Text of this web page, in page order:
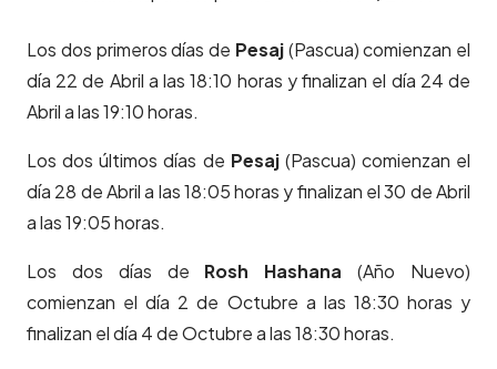
Los dos primeros días de Pesaj(Pascua) comienzan el
día 22 de Abril a las 18:10 horas y finalizan el día 24 de
Abril a las 19:10 horas.
Los dos últimos días de Pesaj(Pascua) comienzan el
día 28 de Abril a las 18:05 horas y finalizan el 30 de Abril
a las 19:05 horas.
Los dos días de Rosh Hashana (Año Nuevo)
comienzan el día 2 de Octubre a las 18:30 horas y
finalizan el día 4 de Octubre a las 18:30 horas.